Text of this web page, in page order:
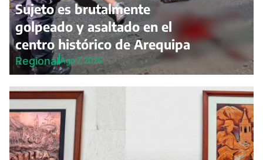
Sujeto es brutalmente
golpeado y asaltado en el
centro histórico de Arequipa
RegionalAgo 7, 2026